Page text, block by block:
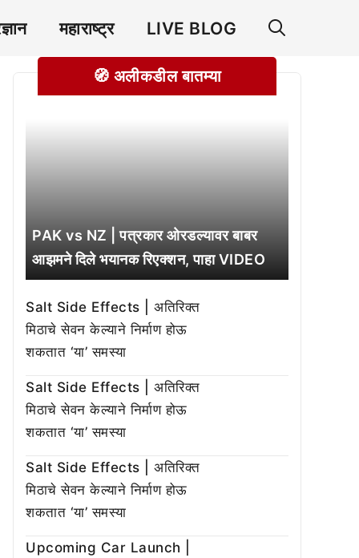
महाराष्ट्र LIVE BLOG
🧭 अलीकडील बातम्या
PAK vs NZ | पत्रकार ओरडल्यावर बाबर
आझमने दिले भयानक रिएक्शन, पाहा VIDEO
Salt Side Effects | अतिरिक्त
मिठाचे सेवन केल्याने निर्माण होऊ
शकतात ‘या’ समस्या
Salt Side Effects | अतिरिक्त
मिठाचे सेवन केल्याने निर्माण होऊ
शकतात ‘या’ समस्या
Salt Side Effects | अतिरिक्त
मिठाचे सेवन केल्याने निर्माण होऊ
शकतात ‘या’ समस्या
Upcoming Car Launch |